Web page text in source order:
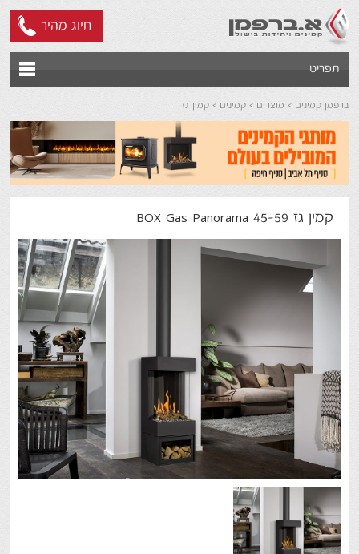
חיוג מהיר
תפריט
ברפמן קמינים מוצרים קמינים קמין גז
קמין גז BOX Gas Panorama 45-59